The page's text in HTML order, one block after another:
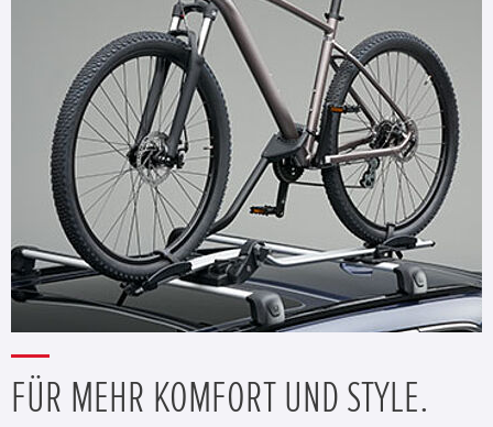
FÜR MEHR KOMFORT UND STYLE.